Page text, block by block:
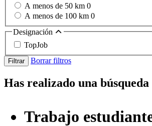
A menos de 50 km 0
A menos de 100 km 0
Designación
TopJob
Filtrar Borrar filtros
Has realizado una búsqueda
Trabajo